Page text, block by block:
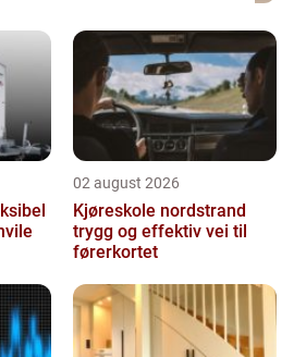
02 august 2026
Kjøreskole nordstrand
trygg og effektiv vei til
førerkortet